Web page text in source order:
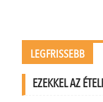
LEGFRISSEBB
EZEKKEL AZ